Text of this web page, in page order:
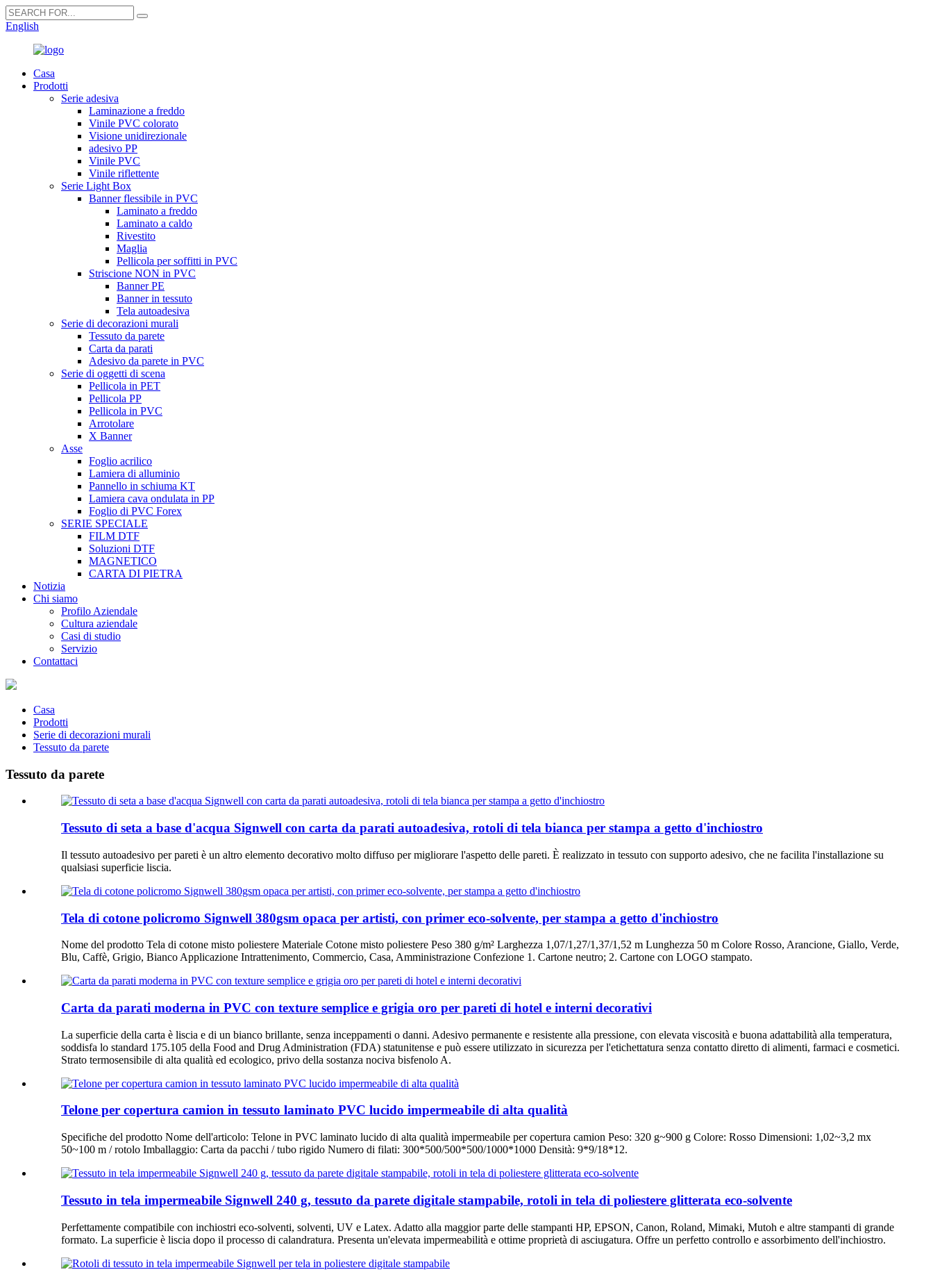
English
Casa
Prodotti
Serie adesiva
Laminazione a freddo
Vinile PVC colorato
Visione unidirezionale
adesivo PP
Vinile PVC
Vinile riflettente
Serie Light Box
Banner flessibile in PVC
Laminato a freddo
Laminato a caldo
Rivestito
Maglia
Pellicola per soffitti in PVC
Striscione NON in PVC
Banner PE
Banner in tessuto
Tela autoadesiva
Serie di decorazioni murali
Tessuto da parete
Carta da parati
Adesivo da parete in PVC
Serie di oggetti di scena
Pellicola in PET
Pellicola PP
Pellicola in PVC
Arrotolare
X Banner
Asse
Foglio acrilico
Lamiera di alluminio
Pannello in schiuma KT
Lamiera cava ondulata in PP
Foglio di PVC Forex
SERIE SPECIALE
FILM DTF
Soluzioni DTF
MAGNETICO
CARTA DI PIETRA
Notizia
Chi siamo
Profilo Aziendale
Cultura aziendale
Casi di studio
Servizio
Contattaci
Casa
Prodotti
Serie di decorazioni murali
Tessuto da parete
Tessuto da parete
Tessuto di seta a base d'acqua Signwell con carta da parati autoadesiva, rotoli di tela bianca per stampa a getto d'inchiostro
Il tessuto autoadesivo per pareti è un altro elemento decorativo molto diffuso per migliorare l'aspetto delle pareti. È realizzato in tessuto con supporto adesivo, che ne facilita l'installazione su
qualsiasi superficie liscia.
Tela di cotone policromo Signwell 380gsm opaca per artisti, con primer eco-solvente, per stampa a getto d'inchiostro
Nome del prodotto Tela di cotone misto poliestere Materiale Cotone misto poliestere Peso 380 g/m² Larghezza 1,07/1,27/1,37/1,52 m Lunghezza 50 m Colore Rosso, Arancione, Giallo, Verde,
Blu, Caffè, Grigio, Bianco Applicazione Intrattenimento, Commercio, Casa, Amministrazione Confezione 1. Cartone neutro; 2. Cartone con LOGO stampato.
Carta da parati moderna in PVC con texture semplice e grigia oro per pareti di hotel e interni decorativi
La superficie della carta è liscia e di un bianco brillante, senza inceppamenti o danni. Adesivo permanente e resistente alla pressione, con elevata viscosità e buona adattabilità alla temperatura,
soddisfa lo standard 175.105 della Food and Drug Administration (FDA) statunitense e può essere utilizzato in sicurezza per l'etichettatura senza contatto diretto di alimenti, farmaci e cosmetici.
Strato termosensibile di alta qualità ed ecologico, privo della sostanza nociva bisfenolo A.
Telone per copertura camion in tessuto laminato PVC lucido impermeabile di alta qualità
Specifiche del prodotto Nome dell'articolo: Telone in PVC laminato lucido di alta qualità impermeabile per copertura camion Peso: 320 g~900 g Colore: Rosso Dimensioni: 1,02~3,2 mx
50~100 m / rotolo Imballaggio: Carta da pacchi / tubo rigido Numero di filati: 300*500/500*500/1000*1000 Densità: 9*9/18*12.
Tessuto in tela impermeabile Signwell 240 g, tessuto da parete digitale stampabile, rotoli in tela di poliestere glitterata eco-solvente
Perfettamente compatibile con inchiostri eco-solventi, solventi, UV e Latex. Adatto alla maggior parte delle stampanti HP, EPSON, Canon, Roland, Mimaki, Mutoh e altre stampanti di grande
formato. La superficie è liscia dopo il processo di calandratura. Presenta un'elevata impermeabilità e ottime proprietà di asciugatura. Offre un perfetto controllo e assorbimento dell'inchiostro.